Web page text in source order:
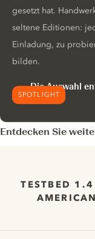
SPOTLIGHT
gesetzt hat.
seltene Editionen:
Einladung, zu
bilden.
Die Auswahl
Entdecken Sie
TESTBED